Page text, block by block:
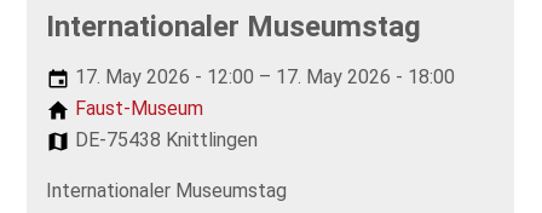
Internationaler Museumstag
17. May 2026 - 12:00 – 17. May 2026 - 18:00
Faust-Museum
DE-75438 Knittlingen
Internationaler Museumstag